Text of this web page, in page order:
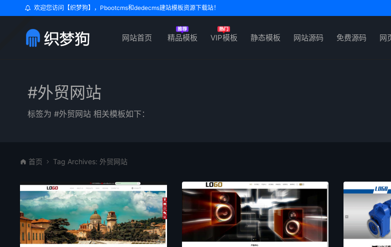
欢迎您访问【织梦狗】，Pbootcms和dedecms建站模板资源下载站！
网站首页 精品模板 VIP模板 静态模板 网站源码 免费源码 网
#外贸网站
标签为 #外贸网站 相关模板如下：
首页 Tag Archives: 外贸网站